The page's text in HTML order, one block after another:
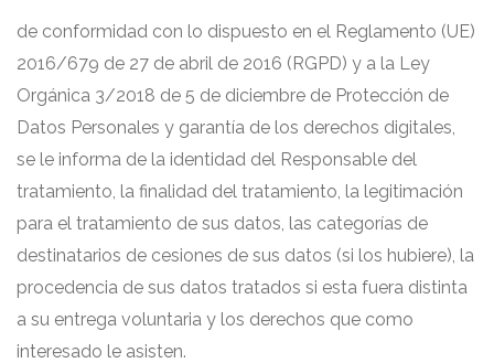
de conformidad con lo dispuesto en el Reglamento (UE)
2016/679 de 27 de abril de 2016 (RGPD) y a la Ley
Orgánica 3/2018 de 5 de diciembre de Protección de
Datos Personales y garantía de los derechos digitales,
se le informa de la identidad del Responsable del
tratamiento, la finalidad del tratamiento, la legitimación
para el tratamiento de sus datos, las categorías de
destinatarios de cesiones de sus datos (si los hubiere), la
procedencia de sus datos tratados si esta fuera distinta
a su entrega voluntaria y los derechos que como
interesado le asisten.